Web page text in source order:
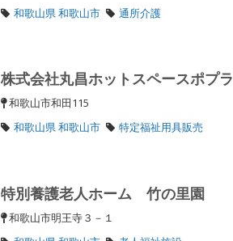
和歌山県 和歌山市
通所介護
株式会社丸昌ホットスペースポプラ
和歌山市和田115
和歌山県 和歌山市
特定福祉用具販売
特別養護老人ホーム 竹の里園
和歌山市明王寺３－１